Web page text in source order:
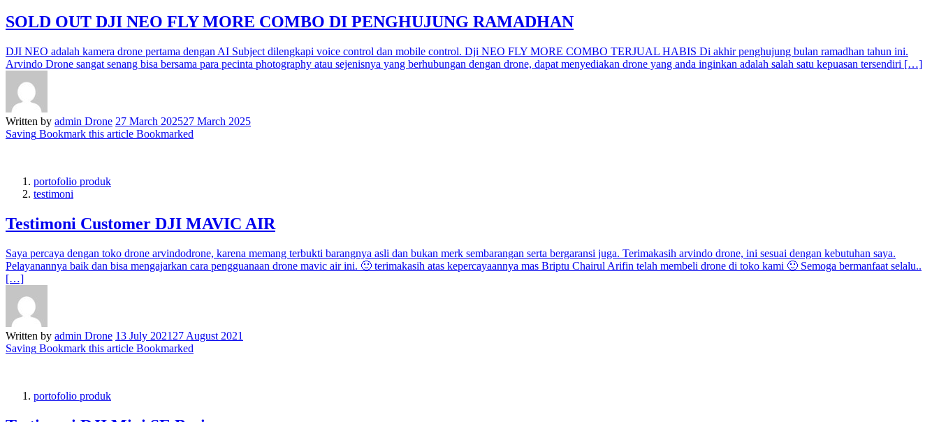
SOLD OUT DJI NEO FLY MORE COMBO DI PENGHUJUNG RAMADHAN
DJI NEO adalah kamera drone pertama dengan AI Subject dilengkapi voice control dan mobile control. Dji NEO FLY MORE COMBO TERJUAL HABIS Di akhir penghujung bulan ramadhan tahun ini.
Arvindo Drone sangat senang bisa bersama para pecinta photography atau sejenisnya yang berhubungan dengan drone, dapat menyediakan drone yang anda inginkan adalah salah satu kepuasan tersendiri […]
Written by admin Drone 27 March 202527 March 2025
Saving Bookmark this article Bookmarked
portofolio produk
testimoni
Testimoni Customer DJI MAVIC AIR
Saya percaya dengan toko drone arvindodrone, karena memang terbukti barangnya asli dan bukan merk sembarangan serta bergaransi juga. Terimakasih arvindo drone, ini sesuai dengan kebutuhan saya.
Pelayanannya baik dan bisa mengajarkan cara pengguanaan drone mavic air ini. 🙂 terimakasih atas kepercayaannya mas Briptu Chairul Arifin telah membeli drone di toko kami 🙂 Semoga bermanfaat selalu..
[…]
Written by admin Drone 13 July 2021 27 August 2021
Saving Bookmark this article Bookmarked
portofolio produk